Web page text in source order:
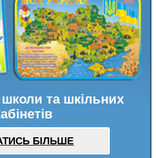
та шкільних
БІЛЬШЕ